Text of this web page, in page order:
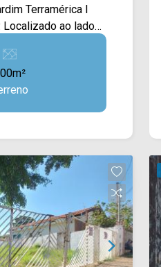
Terramérica I
este local conta
pizzaria e
agendar uma
conosco:
3475-4546